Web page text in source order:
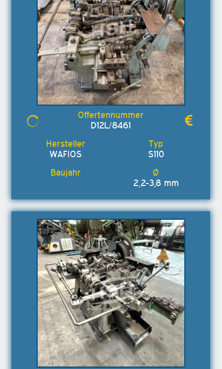
D12L/8461
WAFIOS S110
2,2-3,8 mm